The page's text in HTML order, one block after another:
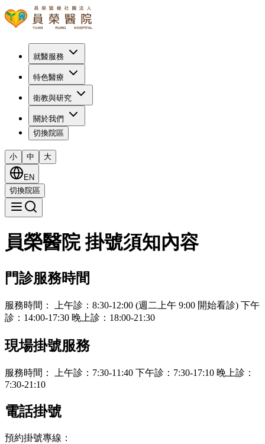
就醫服務
特色醫療
衛教與研究
關於我們
切換院區
小 中 大
EN
切換院區
員榮醫院 掛號須知內容
門診服務時間
服務時間： 上午診：8:30-12:00 (週二上午 9:00 開始看診) 下午
診：14:00-17:30 晚上診：18:00-21:30
現場掛號服務
服務時間： 上午診：7:30-11:40 下午診：7:30-17:10 晚上診：
7:30-21:10
電話掛號
預約掛號專線：